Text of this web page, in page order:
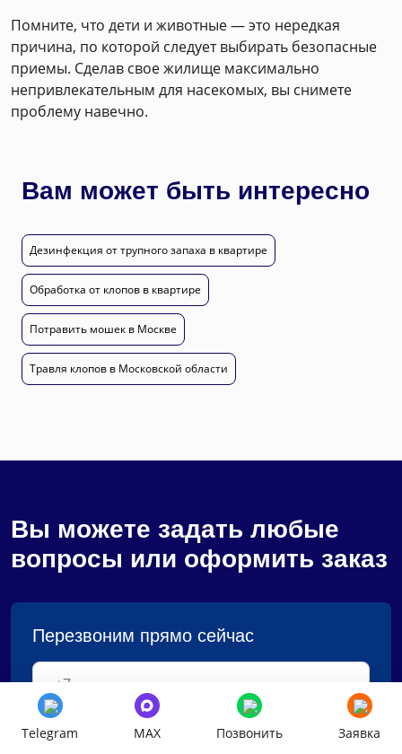
Помните, что дети и животные — это нередкая
причина, по которой следует выбирать безопасные
приемы. Сделав свое жилище максимально
непривлекательным для насекомых, вы снимете
проблему навечно.
Вам может быть интересно
Дезинфекция от трупного запаха в квартире
Обработка от клопов в квартире
Потравить мошек в Москве
Травля клопов в Московской области
Вы можете задать любые
вопросы или оформить заказ
Перезвоним прямо сейчас
политикой конфиденциальности
Telegram MAX Позвонить Заявка